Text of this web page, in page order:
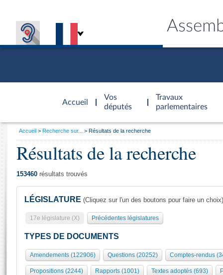
Accueil
d'accueil
Vos
députés
Travaux
parlementaires
Présidence
577 députés
Groupes politiques
Séance publique
Commissions et autres organes
Europe et International
Général
Rôle et pouvoirs de l'Assemblée
Organisation de l'Assemblée
Présidence Conférence des Présidents Bureau Collège des
Visiter l'Assemblée
Visite virtuelle du palais Bourbon
Assister à une séance
Vous
Accueil Recherche sur... Résultats de la recherche
Résultats de la recherche
153460 résultats trouvés
LÉGISLATURE (Cliquez sur l'un des boutons pour faire un choix)
17e législature (X) Précédentes législatures
TYPES DE DOCUMENTS
Amendements (122906) Questions (20252) Comptes-rendus
Propositions (2244) Rapports (1001) Textes adoptés (693)